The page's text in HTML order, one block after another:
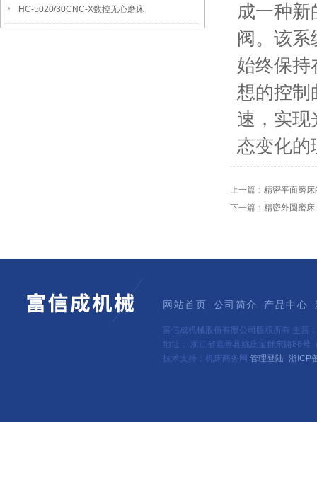
HC-5020/30CNC-X数控无心磨床
成一种
阀。该
始终保持
想的控制
速，实现
态变化的
上一篇： 精密平面磨
下一篇： 精密外圆磨
网站首页 公司简介 产品中心
富信成机械股份有限公司版权所有 主营：
地址： 浙江省嘉善县姚庄宝群东路88号
技术支持：机床商务网 管理登陆 浙ICP